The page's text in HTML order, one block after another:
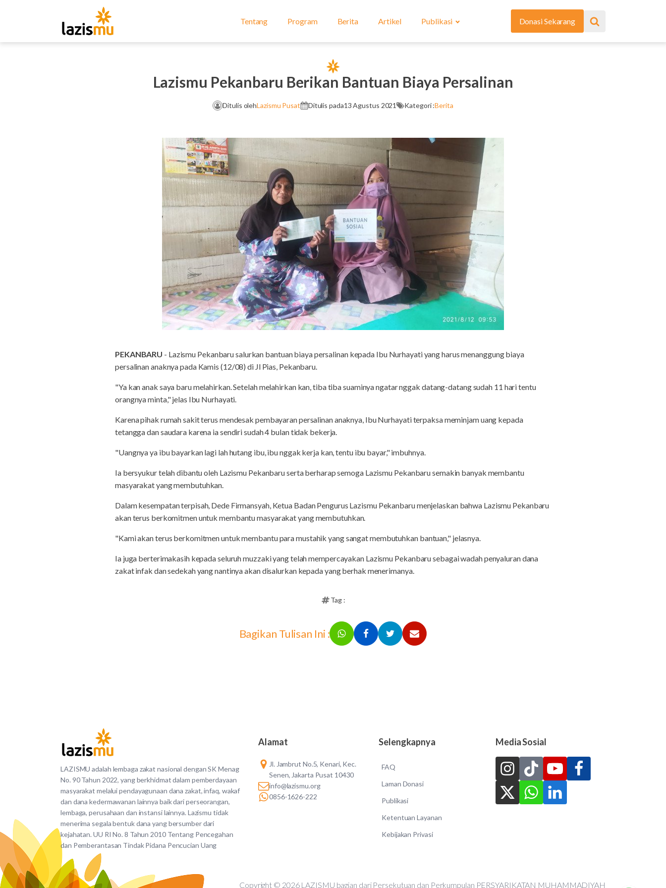
Tentang Program Berita Artikel Publikasi Donasi Sekarang
Lazismu Pekanbaru Berikan Bantuan Biaya Persalinan
Ditulis olehLazismu Pusat Ditulis pada13 Agustus 2021 Kategori :Berita
PEKANBARU - Lazismu Pekanbaru salurkan bantuan biaya persalinan kepada Ibu Nurhayati yang harus menanggung biaya
persalinan anaknya pada Kamis (12/08) di Jl Pias, Pekanbaru.
"Ya kan anak saya baru melahirkan. Setelah melahirkan kan, tiba tiba suaminya ngatar nggak datang-datang sudah 11 hari tentu
orangnya minta," jelas Ibu Nurhayati.
Karena pihak rumah sakit terus mendesak pembayaran persalinan anaknya, Ibu Nurhayati terpaksa meminjam uang kepada
tetangga dan saudara karena ia sendiri sudah 4 bulan tidak bekerja.
"Uangnya ya ibu bayarkan lagi lah hutang ibu, ibu nggak kerja kan, tentu ibu bayar," imbuhnya.
Ia bersyukur telah dibantu oleh Lazismu Pekanbaru serta berharap semoga Lazismu Pekanbaru semakin banyak membantu
masyarakat yang membutuhkan.
Dalam kesempatan terpisah, Dede Firmansyah, Ketua Badan Pengurus Lazismu Pekanbaru menjelaskan bahwa Lazismu Pekanbaru
akan terus berkomitmen untuk membantu masyarakat yang membutuhkan.
"Kami akan terus berkomitmen untuk membantu para mustahik yang sangat membutuhkan bantuan," jelasnya.
Ia juga berterimakasih kepada seluruh muzzaki yang telah mempercayakan Lazismu Pekanbaru sebagai wadah penyaluran dana
zakat infak dan sedekah yang nantinya akan disalurkan kepada yang berhak menerimanya.
Tag :
Bagikan Tulisan Ini :
LAZISMU adalah lembaga zakat nasional dengan SK Menag
No. 90 Tahun 2022, yang berkhidmat dalam pemberdayaan
masyarakat melalui pendayagunaan dana zakat, infaq, wakaf
dan dana kedermawanan lainnya baik dari perseorangan,
lembaga, perusahaan dan instansi lainnya. Lazismu tidak
menerima segala bentuk dana yang bersumber dari
kejahatan. UU RI No. 8 Tahun 2010 Tentang Pencegahan
dan Pemberantasan Tindak Pidana Pencucian Uang
Alamat
Jl. Jambrut No.5, Kenari, Kec.
Senen, Jakarta Pusat 10430
info@lazismu.org
0856-1626-222
Selengkapnya
FAQ
Laman Donasi
Publikasi
Ketentuan Layanan
Kebijakan Privasi
Media Sosial
Copyright © 2026 LAZISMU bagian dari Persekutuan dan Perkumpulan PERSYARIKATAN MUHAMMADIYAH